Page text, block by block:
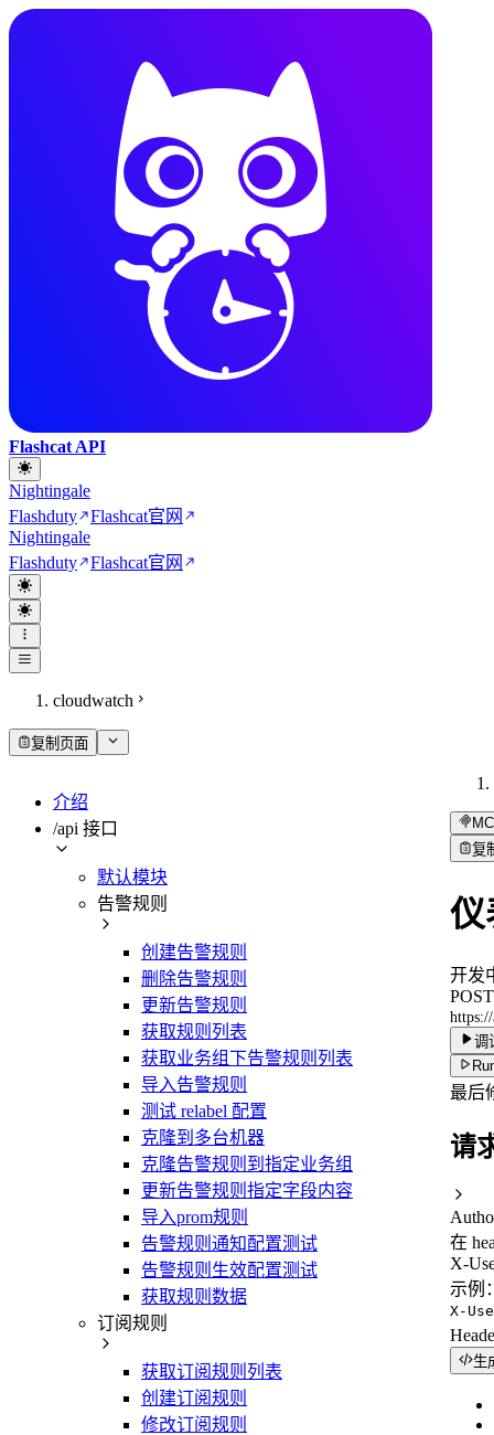
Flashcat API
Nightingale
Flashduty
Flashcat官网
Nightingale
Flashduty
Flashcat官网
cloudwatch
复制页面
介绍
/api 接口
默认模块
告警规则
创建告警规则
删除告警规则
更新告警规则
获取规则列表
获取业务组下告警规则列表
导入告警规则
测试 relabel 配置
克隆到多台机器
克隆告警规则到指定业务组
更新告警规则指定字段内容
导入prom规则
告警规则通知配置测试
告警规则生效配置测试
获取规则数据
订阅规则
获取订阅规则列表
创建订阅规则
修改订阅规则
复
仪
开发
POST
调
最后
请
在
X-
示例
X-
生